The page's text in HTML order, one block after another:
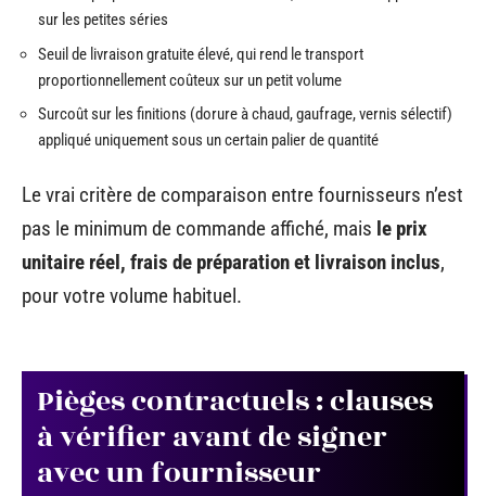
sur les petites séries
Seuil de livraison gratuite élevé, qui rend le transport
proportionnellement coûteux sur un petit volume
Surcoût sur les finitions (dorure à chaud, gaufrage, vernis sélectif)
appliqué uniquement sous un certain palier de quantité
Le vrai critère de comparaison entre fournisseurs n’est
pas le minimum de commande affiché, mais le prix
unitaire réel, frais de préparation et livraison inclus,
pour votre volume habituel.
Pièges contractuels : clauses
à vérifier avant de signer
avec un fournisseur